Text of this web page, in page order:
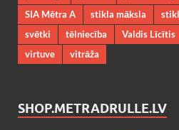
SIA Mētra A
stikla māksla
svētki
tēlniecība Valdis Līcītis
virtuve
vitrāža
SHOP.METRADRULLE.LV